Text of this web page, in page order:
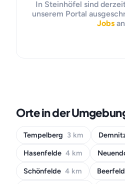
In Steinhöfel sind
unserem Portal
Jobs
Orte in der
Tempelberg 3 km
Hasenfelde 4 km
Schönfelde 4 km